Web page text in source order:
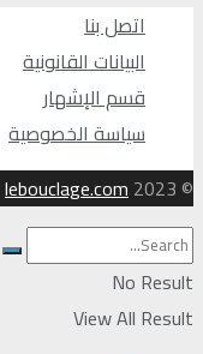
اتصل بنا
البيانات القانونية
قسم الإشهار
سياسة الخصوصية
© 2023
lebouclage.com
No Result
View All Result